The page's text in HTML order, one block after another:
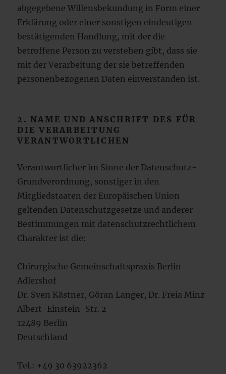
abgegebene Willensbekundung in Form einer
Erklärung oder einer sonstigen eindeutigen
bestätigenden Handlung, mit der die
betroffene Person zu verstehen gibt, dass sie
mit der Verarbeitung der sie betreffenden
personenbezogenen Daten einverstanden ist.
2. NAME UND ANSCHRIFT DES FÜR
DIE VERARBEITUNG
VERANTWORTLICHEN
Verantwortlicher im Sinne der Datenschutz-
Grundverordnung, sonstiger in den
Mitgliedstaaten der Europäischen Union
geltenden Datenschutzgesetze und anderer
Bestimmungen mit datenschutzrechtlichem
Charakter ist die:
Chirurgische Gemeinschaftspraxis Berlin
Adlershof
Dr. Sven Kästner, Göran Langer, Dr. Freia Minz
Albert-Einstein-Str. 2
12489 Berlin
Deutschland
Tel.: +49 30 63922362